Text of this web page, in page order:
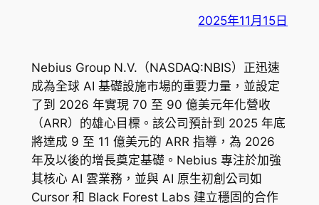
2025年11月15日
Nebius Group N.V.（NASDAQ:NBIS）正迅速
成為全球 AI 基礎設施市場的重要力量，並設定
了到 2026 年實現 70 至 90 億美元年化營收
（ARR）的雄心目標。該公司預計到 2025 年底
將達成 9 至 11 億美元的 ARR 指導，為 2026
年及以後的增長奠定基礎。Nebius 專注於加強
其核心 AI 雲業務，並與 AI 原生初創公司如
Cursor 和 Black Forest Labs 建立穩固的合作